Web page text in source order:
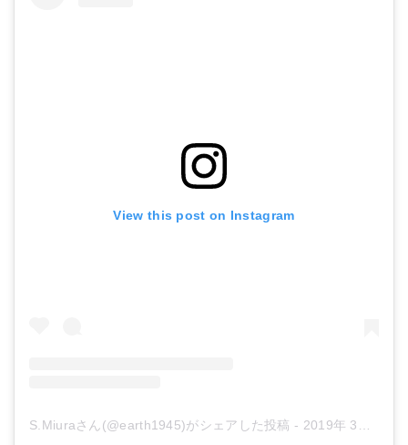
View this post on Instagram
S.Miuraさん(@earth1945)がシェアした投稿 - 2019年 3月月18日午前10時58分PDT